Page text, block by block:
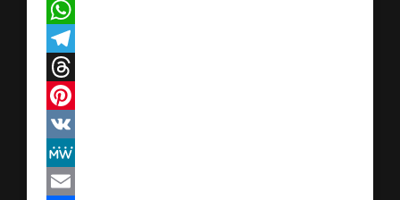
X
WhatsApp
Telegram
Threads
Pinterest
VK
MeWe